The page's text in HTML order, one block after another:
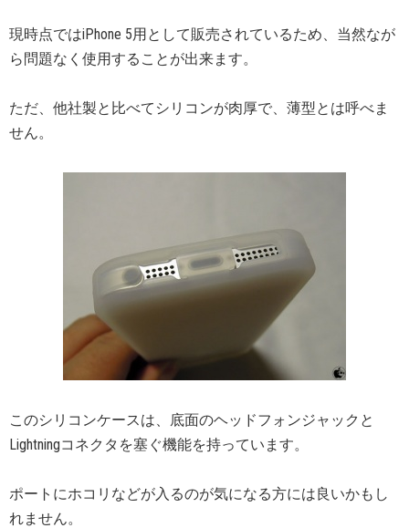
現時点ではiPhone 5用として販売されているため、当然なが
ら問題なく使用することが出来ます。
ただ、他社製と比べてシリコンが肉厚で、薄型とは呼べま
せん。
このシリコンケースは、底面のヘッドフォンジャックと
Lightningコネクタを塞ぐ機能を持っています。
ポートにホコリなどが入るのが気になる方には良いかもし
れません。